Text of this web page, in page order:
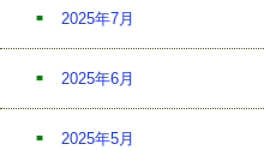
2025年7月
2025年6月
2025年5月